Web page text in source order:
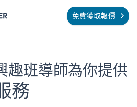
免費獲取報價
趣班導師為你提供
務